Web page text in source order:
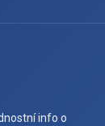
info o